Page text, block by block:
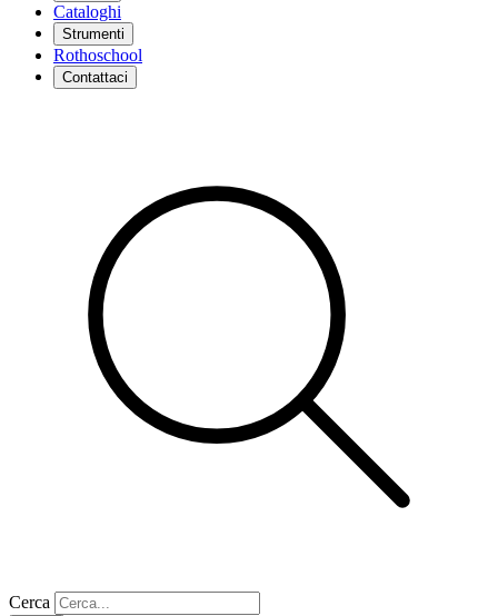
Cataloghi
Strumenti
Rothoschool
Contattaci
Cerca